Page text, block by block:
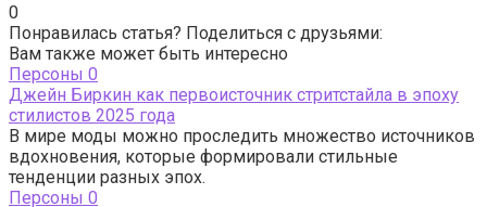
0
Понравилась статья? Поделиться с друзьями:
Вам также может быть интересно
Персоны 0
Джейн Биркин как первоисточник стритстайла в эпоху
стилистов 2025 года
В мире моды можно проследить множество источников
вдохновения, которые формировали стильные
тенденции разных эпох.
Персоны 0